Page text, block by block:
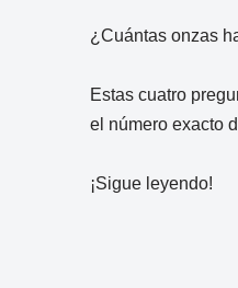
¿Cuántas onzas
Estas cuatro
el número exacto
¡Sigue leyendo!